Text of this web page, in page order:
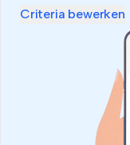
Criteria bewerken